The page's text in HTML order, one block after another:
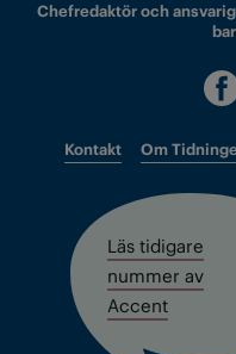
Chefredaktör och
Kontakt Om
Läs tidigare
nummer av
Accent